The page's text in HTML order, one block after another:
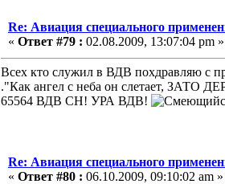
Re: Авиация специального
« Ответ #79 : 02.08.2009, 13:07:04 pm »
Всех кто служил в ВДВ похдравляю с
."Как ангел с неба он слетает, ЗАТО
65564 ВДВ СН! УРА ВДВ!
Re: Авиация специального
« Ответ #80 : 06.10.2009, 09:10:02 am »